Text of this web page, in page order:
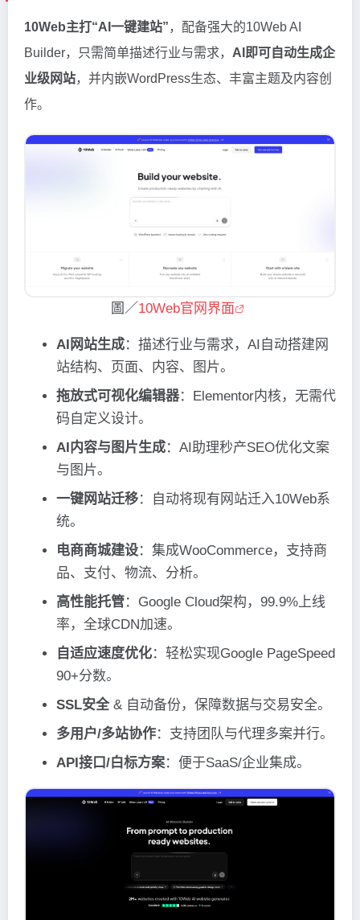
10Web主打“AI一键建站”，配备强大的10Web AI
Builder，只需简单描述行业与需求， AI即可自动生成企
业级网站，并内嵌WordPress生态、丰富主题及内容创
作。
圖／10Web官网界面
AI网站生成：描述行业与需求，AI自动搭建网
站结构、页面、内容、图片。
拖放式可视化编辑器：Elementor内核，无需代
码自定义设计。
AI内容与图片生成：AI助理秒产SEO优化文案
与图片。
一键网站迁移：自动将现有网站迁入10Web系
统。
电商商城建设：集成WooCommerce，支持商
品、支付、物流、分析。
高性能托管：Google Cloud架构，99.9%上线
率，全球CDN加速。
自适应速度优化：轻松实现Google PageSpeed
90+分数。
SSL安全& 自动备份，保障数据与交易安全。
多用户/多站协作：支持团队与代理多案并行。
API接口/白标方案：便于SaaS/企业集成。